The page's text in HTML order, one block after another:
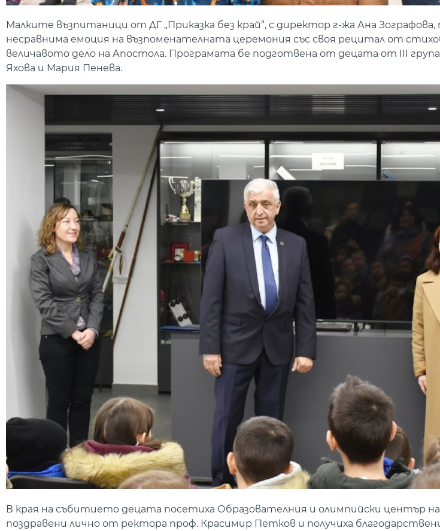
Малките възпитаници от ДГ „Приказка без край“, с директор г-жа Ана
несравнима емоция на възпоменателната церемония със своя рецитал от
величавото дело на Апостола. Програмата бе подготвена от децата от III
Яхова и Мария Пенева.
В края на събитието децата посетиха Образователния и олимпийски център
поздравени лично от ректора проф. Красимир Петков и получиха